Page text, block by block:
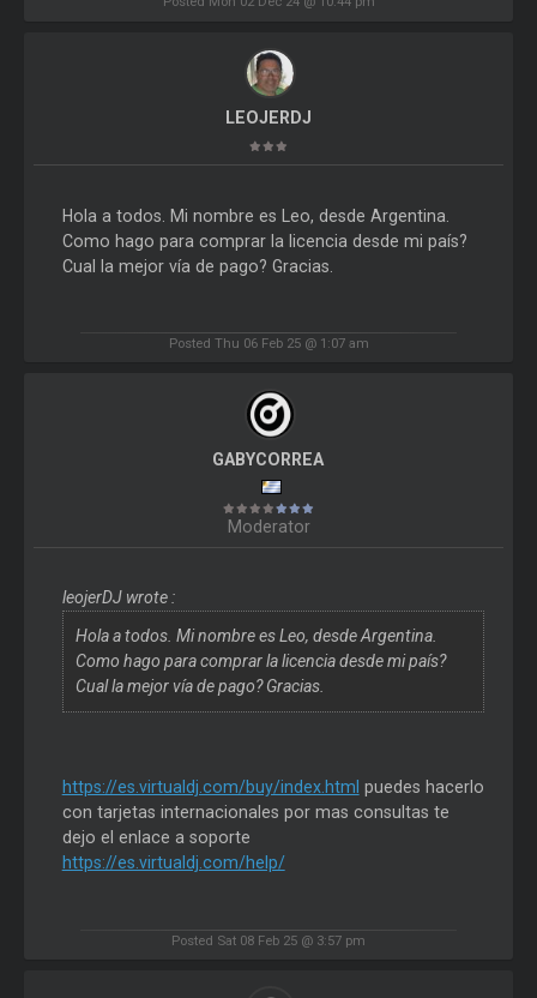
LEOJERDJ
Hola a todos. Mi nombre es Leo, desde Argentina.
Como hago para comprar la licencia desde mi país?
Cual la mejor vía de pago? Gracias.
Posted Thu 06 Feb 25 @ 1:07 am
GABYCORREA
Moderator
leojerDJ wrote :
Hola a todos. Mi nombre es Leo, desde Argentina.
Como hago para comprar la licencia desde mi país?
Cual la mejor vía de pago? Gracias.
https://es.virtualdj.com/buy/index.html puedes hacerlo
con tarjetas internacionales por mas consultas te
dejo el enlace a soporte
https://es.virtualdj.com/help/
Posted Sat 08 Feb 25 @ 3:57 pm